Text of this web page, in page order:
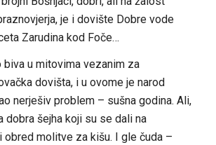
je i dovište Dobre vode
Zarudina kod Foče…
biva u mitovima vezanim za
dovišta, i u ovome je narod
nerješiv problem – sušna godina. Ali,
dobra šejha koji su se dali na
molitve za kišu. I gle čuda –